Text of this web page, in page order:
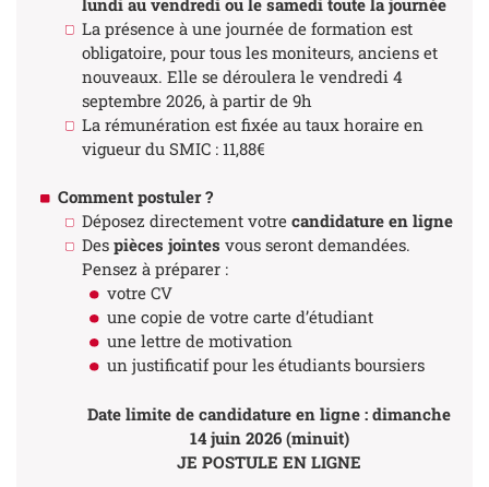
La présence à une journée de formation est
obligatoire, pour tous les moniteurs, anciens et
nouveaux. Elle se déroulera le vendredi 4
septembre 2026, à partir de 9h
La rémunération est fixée au taux horaire en
vigueur du SMIC : 11,88€
Comment postuler ?
Déposez directement votre candidature en ligne
Des pièces jointes vous seront demandées.
Pensez à préparer :
votre CV
une copie de votre carte d’étudiant
une lettre de motivation
un justificatif pour les étudiants boursiers
Date limite de candidature en ligne : dimanche
14 juin 2026 (minuit)
JE POSTULE EN LIGNE